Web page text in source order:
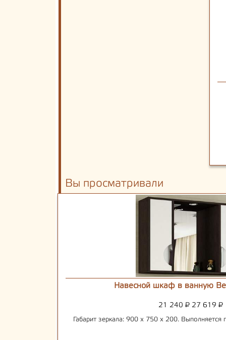
Вы просматривали
Навесной шкаф в ванную
21 240 ₽ 27 619 ₽
Габарит зеркала: 900 х 750 х 200. Выполняется